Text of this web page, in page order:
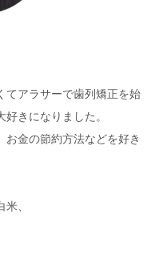
てアラサーで歯列矯正を始
きになりました。
お金の節約方法などを好き
、